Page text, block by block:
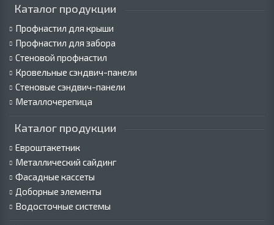
Каталог продукции
Профнастил для крыши
Профнастил для забора
Стеновой профнастил
Кровельные сэндвич-панели
Стеновые сэндвич-панели
Металлочерепица
Каталог продукции
Евроштакетник
Металлический сайдинг
Фасадные кассеты
Доборные элементы
Водосточные системы